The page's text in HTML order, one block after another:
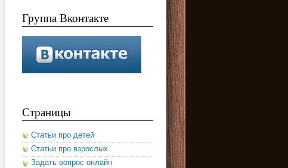
Группа Вконтакте
Страницы
Статьи про детей
Статьи про взрослых
Задать вопрос онлайн